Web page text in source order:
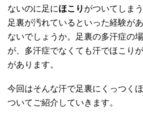
ないのに足にほこり がついてしま
足裏が汚れているといった経験が
ないでしょうか。足裏の多汗症の
が、多汗症でなくても汗でほこり
があります。
今回はそんな汗で足裏にくっつく
ついてご紹介していきます。